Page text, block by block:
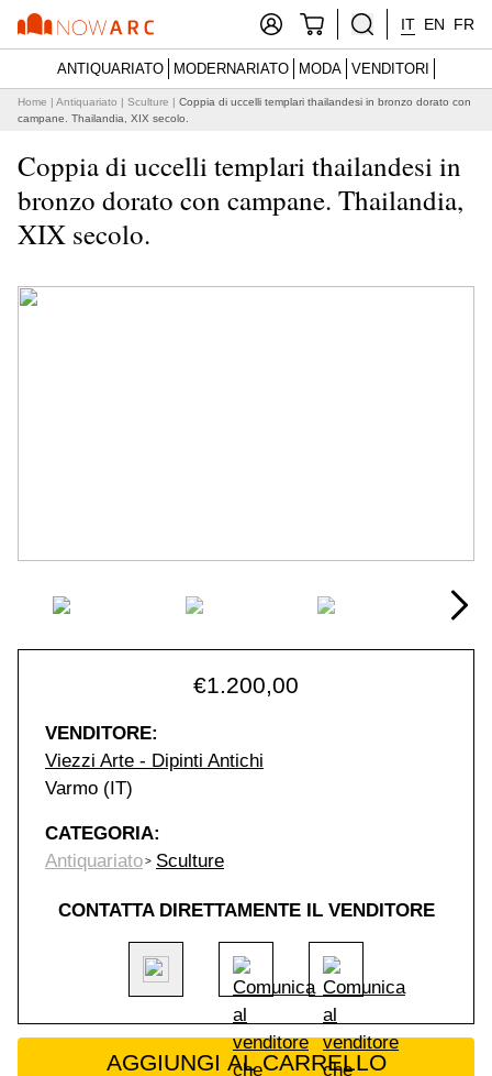
IT EN FR
ANTIQUARIATO MODERNARIATO MODA VENDITORI
Home | Antiquariato | Sculture | Coppia di uccelli templari thailandesi in bronzo dorato con
campane. Thailandia, XIX secolo.
Coppia di uccelli templari thailandesi in
bronzo dorato con campane. Thailandia,
XIX secolo.
€1.200,00
VENDITORE:
Viezzi Arte - Dipinti Antichi
Varmo (IT)
CATEGORIA:
Antiquariato
Sculture
CONTATTA DIRETTAMENTE IL VENDITORE
Coppia di uccelli templari thailandesi in
AGGIUNGI AL CARRELLO